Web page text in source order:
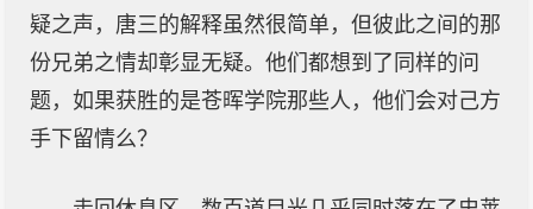
疑之声，唐三的解释虽然很简单，但彼此之间的那
份兄弟之情却彰显无疑。他们都想到了同样的问
题，如果获胜的是苍晖学院那些人，他们会对己方
手下留情么？